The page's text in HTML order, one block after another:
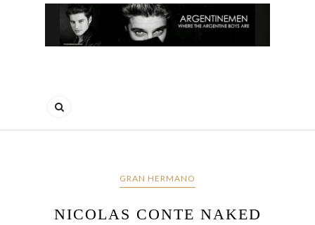
GRAN HERMANO
NICOLAS CONTE NAKED